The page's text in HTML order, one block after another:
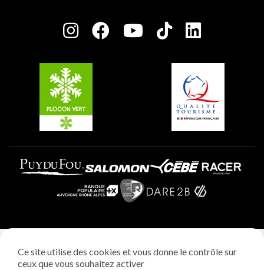
Charte des Acteurs Engagés
Plagne Villages
Plagne Aime 2000
Ce site utilise des cookies et vous donne le contrôle sur
ceux que vous souhaitez activer